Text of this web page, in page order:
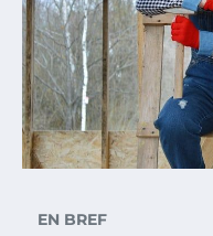
EN BREF